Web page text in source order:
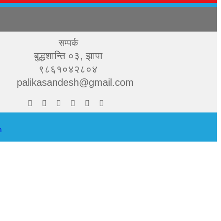
सम्पर्क
बुद्धशान्ति ०३, झापा
९८६१०४२८०४
palikasandesh@gmail.com